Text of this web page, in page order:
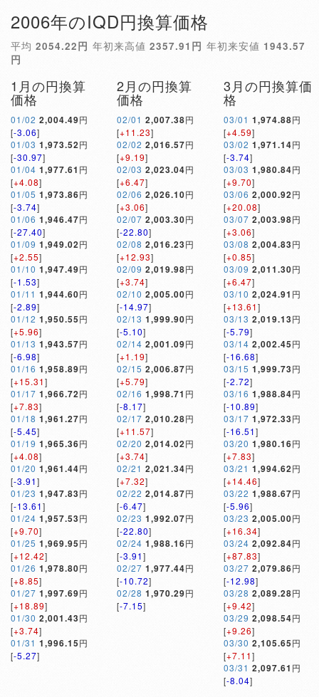
2006年のIQD円換算価格
平均 2054.22円 年初来高値 2357.91円 年初来安値 1943.57
円
1月の円換算
価格
01/02 2,004.49円
[-3.06]
01/03 1,973.52円
[-30.97]
01/04 1,977.61 円
[+4.08]
01/05 1,973.86円
[-3.74]
01/06 1,946.47円
[-27.40]
01/09 1,949.02円
[+2.55]
01/10 1,947.49円
[-1.53]
01/11 1,944.60円
[-2.89]
01/12 1,950.55円
[+5.96]
01/13 1,943.57円
[-6.98]
01/16 1,958.89円
[+15.31]
01/17 1,966.72円
[+7.83]
01/18 1,961.27円
[-5.45]
01/19 1,965.36円
[+4.08]
01/20 1,961.44円
[-3.91]
01/23 1,947.83円
[-13.61]
01/24 1,957.53円
[+9.70]
01/25 1,969.95円
[+12.42]
01/26 1,978.80円
[+8.85]
01/27 1,997.69円
[+18.89]
01/30 2,001.43円
[+3.74]
01/31 1,996.15円
[-5.27]
2月の円換算
価格
02/01 2,007.38円
[+11.23]
02/02 2,016.57円
[+9.19]
02/03 2,023.04円
[+6.47]
02/06 2,026.10円
[+3.06]
02/07 2,003.30円
[-22.80]
02/08 2,016.23円
[+12.93]
02/09 2,019.98円
[+3.74]
02/10 2,005.00円
[-14.97]
02/13 1,999.90円
[-5.10]
02/14 2,001.09円
[+1.19]
02/15 2,006.87円
[+5.79]
02/16 1,998.71 円
[-8.17]
02/17 2,010.28円
[+11.57]
02/20 2,014.02円
[+3.74]
02/21 2,021.34円
[+7.32]
02/22 2,014.87円
[-6.47]
02/23 1,992.07円
[-22.80]
02/24 1,988.16円
[-3.91]
02/27 1,977.44円
[-10.72]
02/28 1,970.29円
[-7.15]
3月の円換算価
格
03/01 1,974.88円
[+4.59]
03/02 1,971.14円
[-3.74]
03/03 1,980.84円
[+9.70]
03/06 2,000.92円
[+20.08]
03/07 2,003.98円
[+3.06]
03/08 2,004.83円
[+0.85]
03/09 2,011.30円
[+6.47]
03/10 2,024.91 円
[+13.61]
03/13 2,019.13円
[-5.79]
03/14 2,002.45円
[-16.68]
03/15 1,999.73円
[-2.72]
03/16 1,988.84円
[-10.89]
03/17 1,972.33円
[-16.51]
03/20 1,980.16円
[+7.83]
03/21 1,994.62円
[+14.46]
03/22 1,988.67円
[-5.96]
03/23 2,005.00円
[+16.34]
03/24 2,092.84円
[+87.83]
03/27 2,079.86円
[-12.98]
03/28 2,089.28円
[+9.42]
03/29 2,098.54円
[+9.26]
03/30 2,105.65円
[+7.11]
03/31 2,097.61 円
[-8.04]